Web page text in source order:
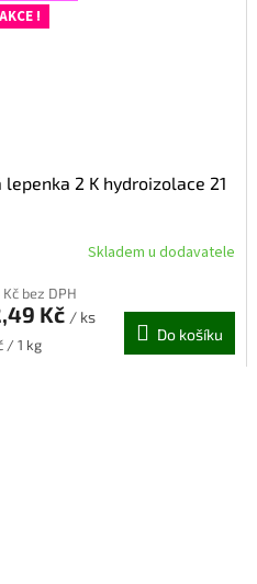
!
lepenka 2 K hydroizolace 21
Skladem u dodavatele
Kč bez DPH
Kč / ks
/ 1 kg
Do košíku